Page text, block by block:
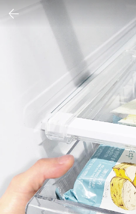
클릭 시 이미지 확대 보기 팝업 열림